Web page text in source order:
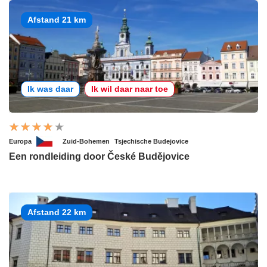
Afstand 21 km
Ik was daar Ik wil daar naar toe
Europa Zuid-Bohemen Tsjechische Budejovice
Een rondleiding door České Budějovice
Afstand 22 km